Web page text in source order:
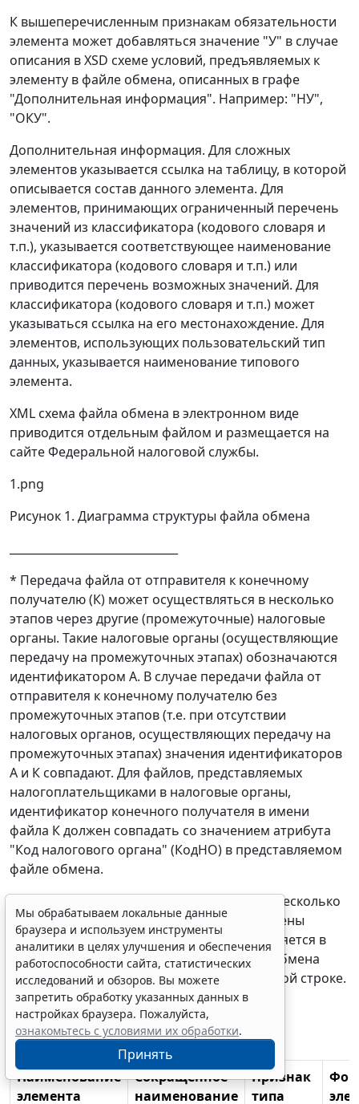
К вышеперечисленным признакам обязательности
элемента может добавляться значение "У" в случае
описания в XSD схеме условий, предъявляемых к
элементу в файле обмена, описанных в графе
"Дополнительная информация". Например: "НУ",
"ОКУ".
Дополнительная информация. Для сложных
элементов указывается ссылка на таблицу, в которой
описывается состав данного элемента. Для
элементов, принимающих ограниченный перечень
значений из классификатора (кодового словаря и
т.п.), указывается соответствующее наименование
классификатора (кодового словаря и т.п.) или
приводится перечень возможных значений. Для
классификатора (кодового словаря и т.п.) может
указываться ссылка на его местонахождение. Для
элементов, использующих пользовательский тип
данных, указывается наименование типового
элемента.
XML схема файла обмена в электронном виде
приводится отдельным файлом и размещается на
сайте Федеральной налоговой службы.
1.png
Рисунок 1. Диаграмма структуры файла обмена
* Передача файла от отправителя к конечному
получателю (К) может осуществляться в несколько
этапов через другие (промежуточные) налоговые
органы. Такие налоговые органы (осуществляющие
передачу на промежуточных этапах) обозначаются
идентификатором А. В случае передачи файла от
отправителя к конечному получателю без
промежуточных этапов (т.е. при отсутствии
налоговых органов, осуществляющих передачу на
промежуточных этапах) значения идентификаторов
А и К совпадают. Для файлов, представляемых
налогоплательщиками в налоговые органы,
идентификатор конечного получателя в имени
файла К должен совпадать со значением атрибута
"Код налогового органа" (КодНО) в представляемом
файле обмена.
** В строке таблицы могут быть описаны несколько
элементов, наименования которых разделены
символом "|". Такая форма записи применяется в
случае возможного присутствия в файле обмена
только одного элемента из описанных в этой строке.
Таблица 4.1
Файл обмена (Файл)
Наименование
элемента
Сокращенное
наименование
Признак
типа
Мы обрабатываем локальные данные
браузера и используем инструменты
аналитики в целях улучшения и обеспечения
работоспособности сайта, статистических
исследований и обзоров. Вы можете
запретить обработку указанных данных в
настройках браузера. Пожалуйста,
ознакомьтесь с условиями их обработки.
Принять